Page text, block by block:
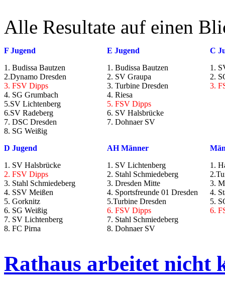
Alle Resultate auf einen
F Jugend
1. Budissa Bautzen
2.Dynamo Dresden
3. FSV Dipps
4. SG Grumbach
5.SV Lichtenberg
6.SV Radeberg
7. DSC Dresden
8. SG Weißig
E Jugend
1. Budissa Bautzen
2. SV Graupa
3. Turbine Dresden
4. Riesa
5. FSV Dipps
6. SV Halsbrücke
7. Dohnaer SV
C
1.
2.
3.
D Jugend
1. SV Halsbrücke
2. FSV Dipps
3. Stahl Schmiedeberg
4. SSV Meißen
5. Gorknitz
6. SG Weißig
7. SV Lichtenberg
8. FC Pirna
AH Männer
1. SV Lichtenberg
2. Stahl Schmiedeberg
3. Dresden Mitte
4. Sportsfreunde 01 Dresden
5.Turbine Dresden
6. FSV Dipps
7. Stahl Schmiedeberg
8. Dohnaer SV
1.
3.
4.
5.
6.
Rathaus arbeitet nicht